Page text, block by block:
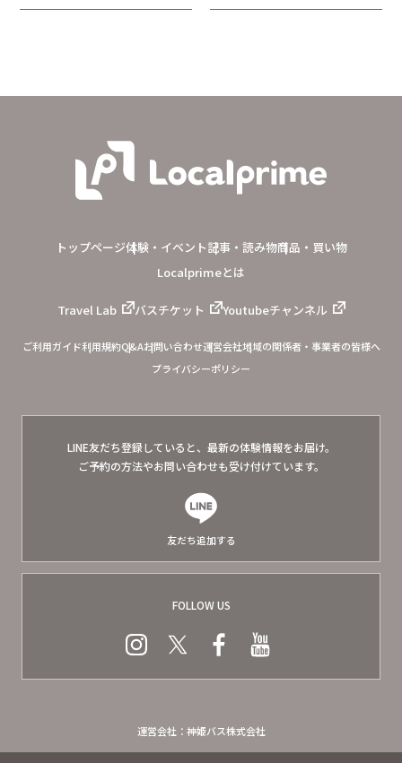
トップページ体験・イベント記事・読み物商品・買い物
Localprimeとは
Travel Lab バスチケット Youtubeチャンネル
ご利用ガイド利用規約Q&Aお問い合わせ運営会社地域の関係者・事業者の皆様へ
プライバシーポリシー
LINE友だち登録していると、 最新の体験情報をお届け。
ご予約の方法やお問い合わせも受け付けています。
友だち追加する
FOLLOW US
運営会社：神姫バス株式会社